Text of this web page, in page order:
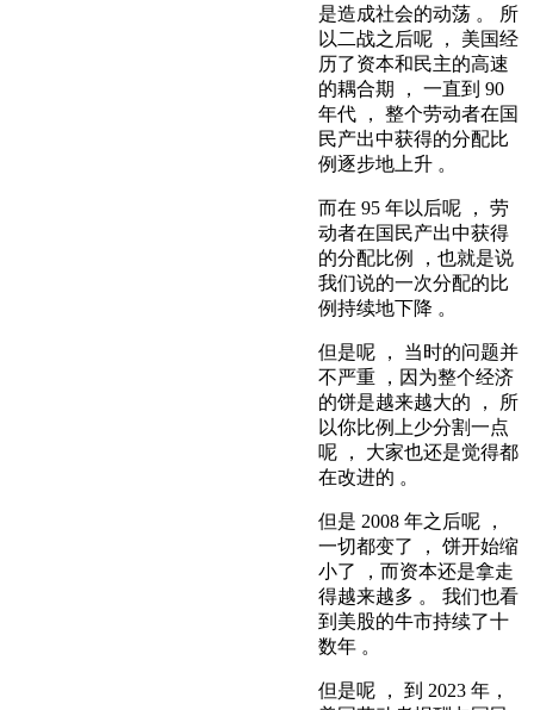
是造成社会的动荡 。 所
以二战之后呢 ， 美国经
历了资本和民主的高速
的耦合期 ， 一直到 90
年代 ， 整个劳动者在国
民产出中获得的分配比
例逐步地上升 。
而在 95 年以后呢 ， 劳
动者在国民产出中获得
的分配比例 ，也就是说
我们说的一次分配的比
例持续地下降 。
但是呢 ， 当时的问题并
不严重 ，因为整个经济
的饼是越来越大的 ， 所
以你比例上少分割一点
呢 ， 大家也还是觉得都
在改进的 。
但是 2008 年之后呢 ，
一切都变了 ， 饼开始缩
小了 ，而资本还是拿走
得越来越多 。 我们也看
到美股的牛市持续了十
数年 。
但是呢 ， 到 2023 年，